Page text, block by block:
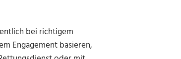
bei richtigem
Engagement basieren,